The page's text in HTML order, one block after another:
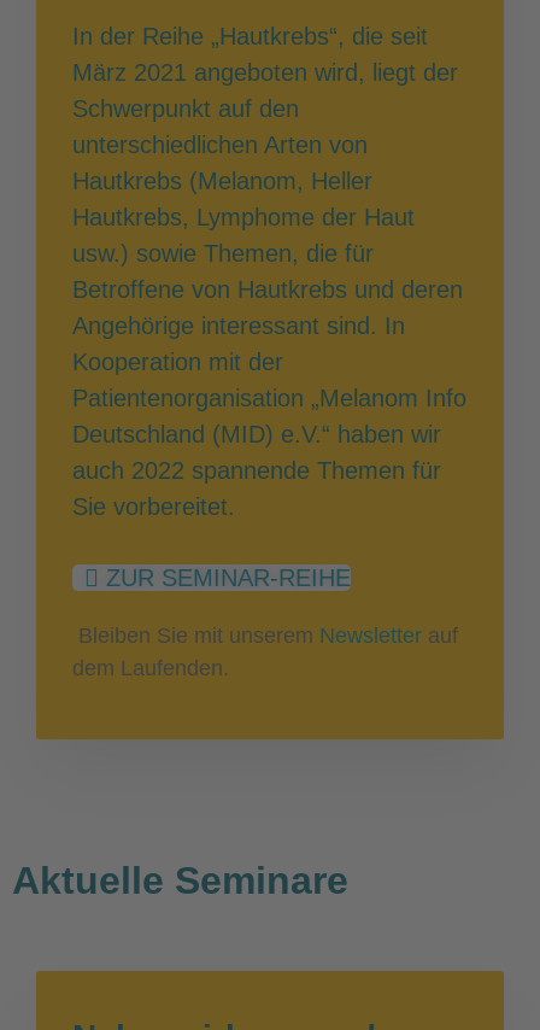
In der Reihe „Hautkrebs“, die seit
März 2021 angeboten wird, liegt der
Schwerpunkt auf den
unterschiedlichen Arten von
Hautkrebs (Melanom, Heller
Hautkrebs, Lymphome der Haut
usw.) sowie Themen, die für
Betroffene von Hautkrebs und deren
Angehörige interessant sind. In
Kooperation mit der
Patientenorganisation „Melanom Info
Deutschland (MID) e.V.“ haben wir
auch 2022 spannende Themen für
Sie vorbereitet.
ZUR SEMINAR-REIHE
Bleiben Sie mit unserem Newsletter auf
dem Laufenden.
Aktuelle Seminare